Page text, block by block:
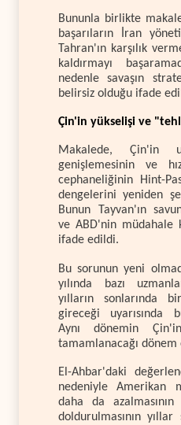
Bununla birlikte
başarıların İran
Tahran'ın karşılık
kaldırmayı
nedenle savaşın
belirsiz olduğu ifade
Çin'in yükselişi ve
Makalede, Çin'in
genişlemesinin ve
cephaneliğinin Hint-
dengelerini yeniden
Bunun Tayvan'ın
ve ABD'nin müdahale
ifade edildi.
Bu sorunun yeni
yılında bazı
yılların sonlarında
gireceği uyarısında
Aynı dönemin Çin'in
tamamlanacağı
El-Ahbar'daki
nedeniyle Amerikan
daha da
doldurulmasının yıllar